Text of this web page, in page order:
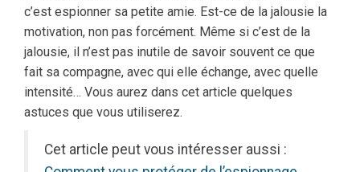
c’est espionner sa petite amie. Est-ce de la jalousie la
motivation, non pas forcément. Même si c’est de la
jalousie, il n’est pas inutile de savoir souvent ce que
fait sa compagne, avec qui elle échange, avec quelle
intensité… Vous aurez dans cet article quelques
astuces que vous utiliserez.
Cet article peut vous intéresser aussi :